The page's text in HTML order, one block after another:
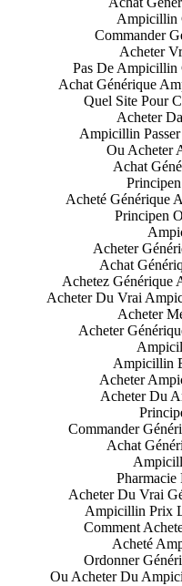
Ampicillin
Commander
Acheter
Pas De Ampicillin
Achat Générique
Quel Site Pour
Acheter
Ampicillin
Ou Acheter
Achat
Acheté Générique
Principen
Acheter
Achat
Achetez Générique
Acheter Du Vrai
Acheter
Acheter
Ampicillin
Acheter
Acheter Du
Commander
Achat
Acheter Du Vrai
Ampicillin Prix
Comment
Acheté
Ordonner
Ou Acheter Du